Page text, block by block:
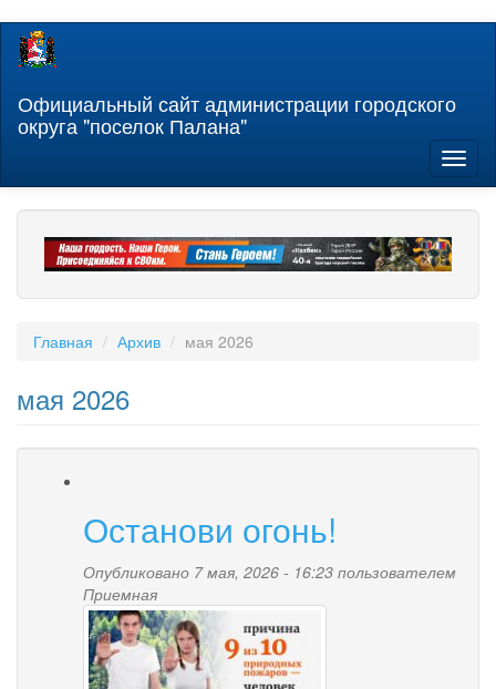
Перейти
содержанию
Официальный сайт администрации городского
округа "поселок Палана"
Главная Архив мая 2026
мая 2026
Останови огонь!
Опубликовано 7 мая, 2026 - 16:23 пользователем
Приемная
_chelovek.jpg